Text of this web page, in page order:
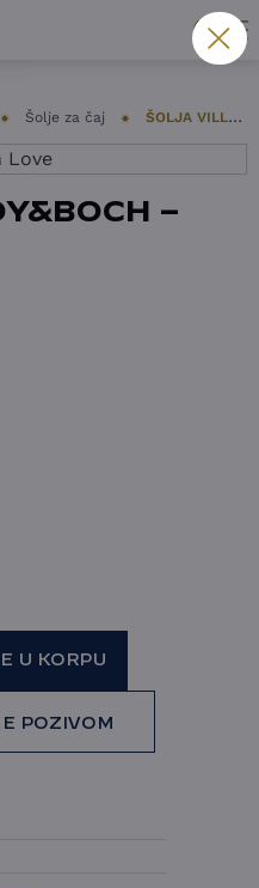
Šolje za čaj ŠOLJA VILLEROY&BOCH – WITH LOVE
–
količina
U KORPU
POZIVOM